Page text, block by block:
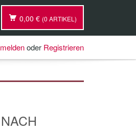
0,00 € (0 ARTIKEL)
oder Registrieren